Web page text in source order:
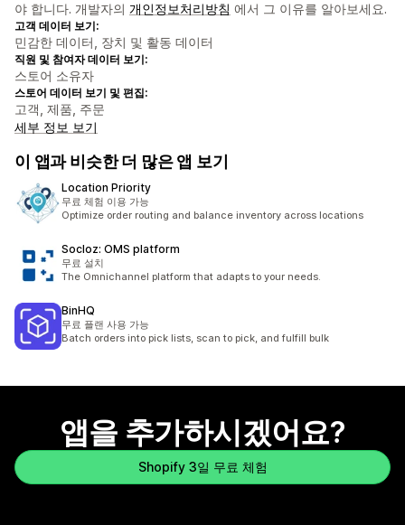
야 합니다. 개발자의 개인정보처리방침 에서 그 이유를 알아보세요.
고객 데이터 보기:
민감한 데이터, 장치 및 활동 데이터
직원 및 참여자 데이터 보기:
스토어 소유자
스토어 데이터 보기 및 편집:
고객, 제품, 주문
세부 정보 보기
이 앱과 비슷한 더 많은 앱 보기
Location Priority
무료 체험 이용 가능
Optimize order routing and balance inventory across locations
Socloz: OMS platform
무료 설치
The Omnichannel platform that adapts to your needs.
BinHQ
무료 플랜 사용 가능
Batch orders into pick lists, scan to pick, and fulfill bulk
앱을 추가하시겠어요?
Shopify 3일 무료 체험